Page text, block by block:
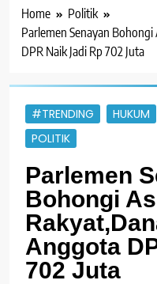
Home
Politik
Parlemen Senayan
DPR Naik Jadi Rp 702 Juta
#TRENDING HUKUM
POLITIK
Parlemen
Bohongi
Anggota
702 Juta